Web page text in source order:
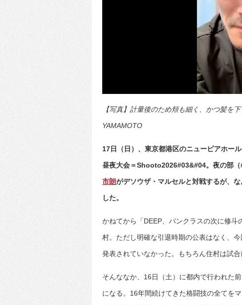
【写真】計量後のため頬も細く、かつ髪を
YAMAMOTO
17日（日）、東京都港区のニューピアホー
昼夜大会＝Shooto2026#03&#04。夜の部
市朗がデソウザ・マルセルと対戦するが、
した。
かねてから「DEEP、パンクラスの次に修
村。ただし明確な引退時期の公表はなく、
発表されていなかった。もちろん住村は試合
そんななか、16日（土）に都内で行われた
になる。16年間続けてきた格闘技の全てを